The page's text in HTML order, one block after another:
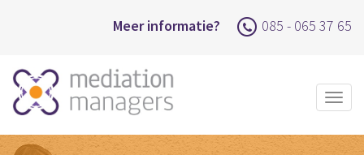
Meer informatie? 085 - 065 37 65